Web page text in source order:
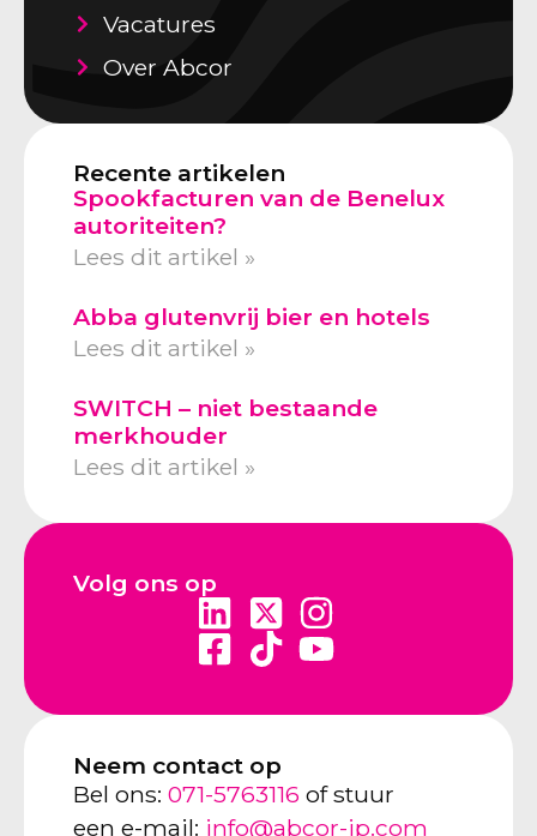
Vacatures
Over Abcor
Recente artikelen
Spookfacturen van de Benelux
autoriteiten?
Lees dit artikel »
Abba glutenvrij bier en hotels
Lees dit artikel »
SWITCH – niet bestaande
merkhouder
Lees dit artikel »
Volg ons op
Neem contact op
Bel ons: 071-5763116 of stuur
een e-mail: info@abcor-ip.com